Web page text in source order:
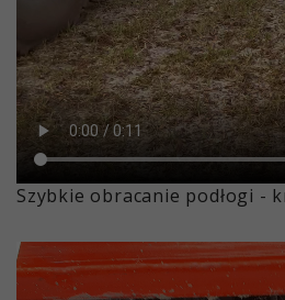
Szybkie obracanie podłogi -